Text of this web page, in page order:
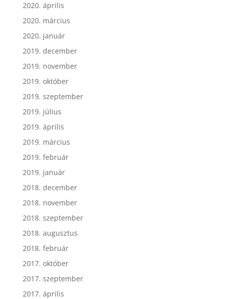
2020. április
2020. március
2020. január
2019. december
2019. november
2019. október
2019. szeptember
2019. július
2019. április
2019. március
2019. február
2019. január
2018. december
2018. november
2018. szeptember
2018. augusztus
2018. február
2017. október
2017. szeptember
2017. április